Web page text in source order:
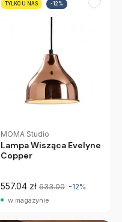
TYLKO U NAS -12%
MOMA Studio
Lampa Wisząca Evelyne
Copper
557.04 zł 633.00 -12%
w magazynie